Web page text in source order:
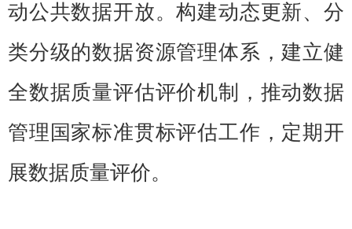
动公共数据开放。构建动态更新、分
类分级的数据资源管理体系，建立健
全数据质量评估评价机制，推动数据
管理国家标准贯标评估工作，定期开
展数据质量评价。